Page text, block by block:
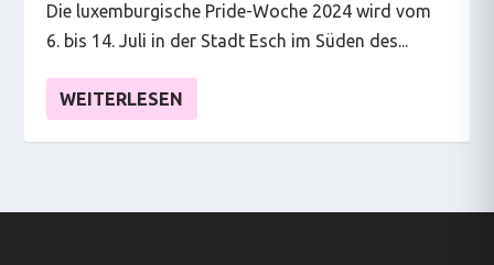
Die luxemburgische Pride-Woche 2024 wird vom
6. bis 14. Juli in der Stadt Esch im Süden des...
WEITERLESEN